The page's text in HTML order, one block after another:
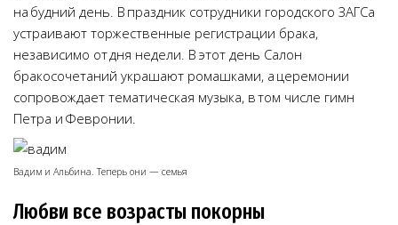
на будний день. В праздник сотрудники городского ЗАГСа
устраивают торжественные регистрации брака,
независимо от дня недели. В этот день Салон
бракосочетаний украшают ромашками, а церемонии
сопровождает тематическая музыка, в том числе гимн
Петра и Февронии.
Вадим и Альбина. Теперь они — семья
Любви все возрасты покорны